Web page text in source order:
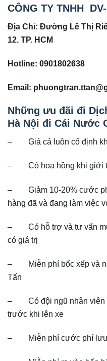
CÔNG TY TNHH
Địa Chỉ: Đường Lê Thị
12. TP. HCM
Hotline: 0901802638
Email:
Những ưu đãi đi
Hà Nội đi Cái Nước
– Giá cả luôn cố định
– Có hoa hồng khi giới
– Giảm 10-20% cước phí
hàng đã và đang làm việc
– Có hỗ trợ và tư vấn
có giá trị
– Miễn phí bốc xếp và
Tấn
– Có đội ngũ nhân viên
trước khi lên xe
– Miễn phí cước phí lưu